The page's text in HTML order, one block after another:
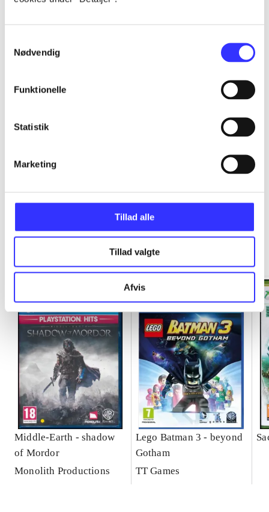
Nødvendig
Funktionelle
Statistik
Marketing
Tillad alle
Tillad valgte
Afvis
Middle-Earth - shadow
of Mordor
Monolith Productions
Lego Batman 3 - beyond
Gotham
TT Games